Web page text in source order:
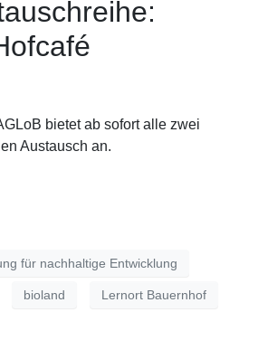
bietet ab sofort alle zwei
Austausch an.
für nachhaltige Entwicklung
bioland Lernort Bauernhof